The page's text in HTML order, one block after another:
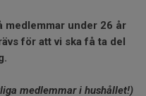
medlemmar under 26 år
för att vi ska få ta del
medlemmar i hushållet!)